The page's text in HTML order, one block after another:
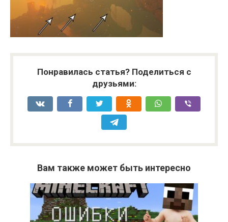
Понравилась статья? Поделиться с
друзьями:
Вам также может быть интересно